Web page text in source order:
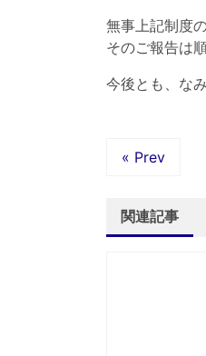
無事上記制度
そのご報告は
今後とも、な
« Prev
関連記事